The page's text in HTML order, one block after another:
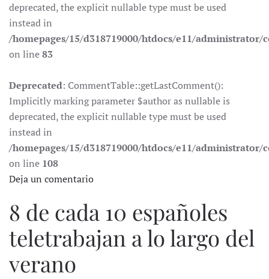
deprecated, the explicit nullable type must be used
instead in
/homepages/15/d318719000/htdocs/e11/
on line83
Deprecated: CommentTable::getLastComment():
Implicitly marking parameter $author as nullable is
deprecated, the explicit nullable type must be used
instead in
/homepages/15/d318719000/htdocs/e11/
on line 108
Deja un comentario
8 de cada 10 españoles
teletrabajan a lo largo del
verano